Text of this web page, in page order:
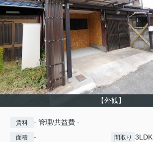
【外観】
賃料 - 管理/共益費 -
面積 - 間取り 3LDK